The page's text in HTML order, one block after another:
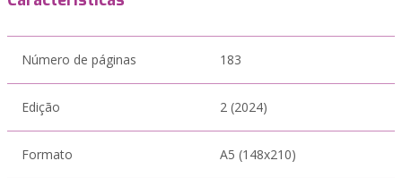
Número de páginas 183
Edição 2 (2024)
Formato A5 (148x210)